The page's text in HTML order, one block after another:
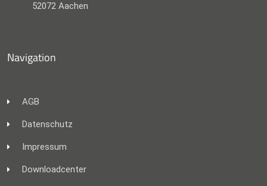
52072 Aachen
Navigation
AGB
Datenschutz
Impressum
Downloadcenter